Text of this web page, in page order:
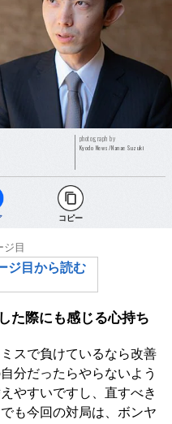
photograph by
Kyodo News/Nanae Suzuki
コピー
ジ目
ジ目から読む
た際にも感じる心持ち
スで負けているなら改善
分だったらやらないよう
やすいですし、直すべき
も今回の対局は、ボンヤ